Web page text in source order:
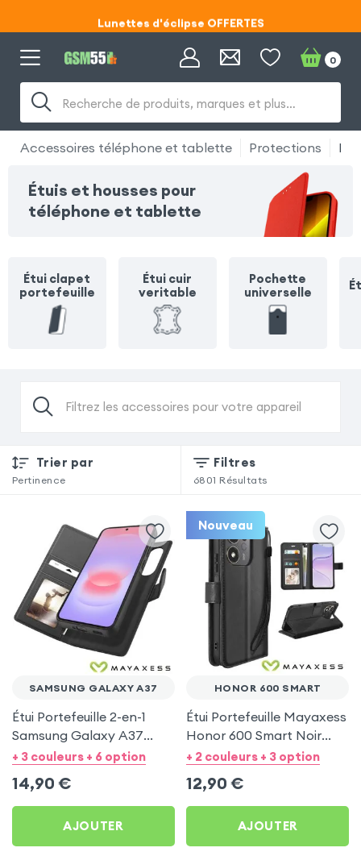
Lunettes d'éclipse OFFERTES
Code ECLIPSE55
Code ECLIPSE55
Recherche de produits, marques et plus…
0
Accessoires téléphone et tablette Protections
Étuis et housses pour
téléphone et tablette
Étui clapet
portefeuille
Étui cuir
veritable
Pochette
universelle
Filtrez les accessoires pour votre appareil
Trier par
Pertinence
Filtres
6801 Résultats
SAMSUNG GALAXY A37
Étui Portefeuille 2-en-1
Samsung Galaxy A37
Mayaxess Noir
+ 3 couleurs + 6 option
14,90 €
AJOUTER
Nouveau
HONOR 600 SMART
Étui Portefeuille Mayaxess
Honor 600 Smart Noir
avec Dragonne
+ 2 couleurs + 3 option
12,90 €
AJOUTER